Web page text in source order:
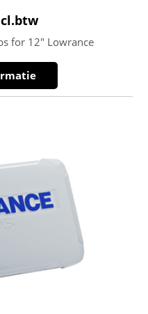
for 12″ Lowrance